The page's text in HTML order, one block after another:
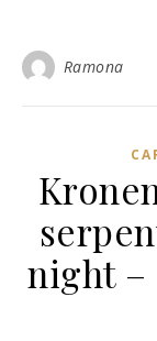
Ramona
night –